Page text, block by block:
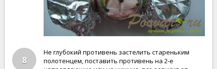
8
Не глубокий противень застелить стареньким
полотенцем, поставить противень на 2-е